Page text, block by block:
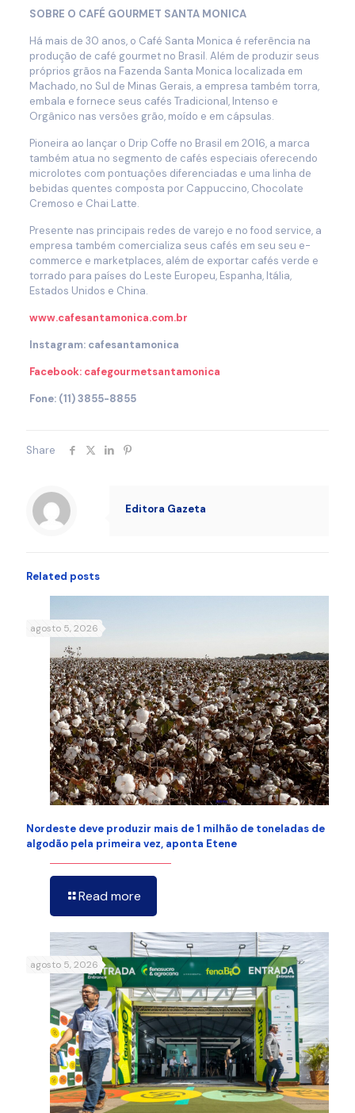
SOBRE O CAFÉ GOURMET SANTA MONICA
Há mais de 30 anos, o Café Santa Monica é referência na
produção de café gourmet no Brasil. Além de produzir seus
próprios grãos na Fazenda Santa Monica localizada em
Machado, no Sul de Minas Gerais, a empresa também torra,
embala e fornece seus cafés Tradicional, Intenso e
Orgânico nas versões grão, moído e em cápsulas.
Pioneira ao lançar o Drip Coffe no Brasil em 2016, a marca
também atua no segmento de cafés especiais oferecendo
microlotes com pontuações diferenciadas e uma linha de
bebidas quentes composta por Cappuccino, Chocolate
Cremoso e Chai Latte.
Presente nas principais redes de varejo e no food service, a
empresa também comercializa seus cafés em seu seu e-
commerce e marketplaces, além de exportar cafés verde e
torrado para países do Leste Europeu, Espanha, Itália,
Estados Unidos e China.
www.cafesantamonica.com.br
Instagram: cafesantamonica
Facebook: cafegourmetsantamonica
Fone: (11) 3855-8855
Share
Editora Gazeta
Related posts
agosto 5, 2026
Nordeste deve produzir mais de 1 milhão de toneladas de
algodão pela primeira vez, aponta Etene
Read more
agosto 5, 2026